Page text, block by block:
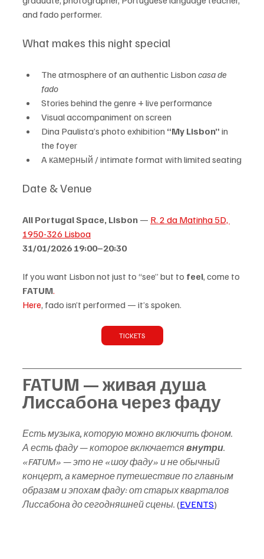
and fado performer.
What makes this night special
The atmosphere of an authentic Lisbon casa de
fado
Stories behind the genre + live performance
Visual accompaniment on screen
Dina Paulista’s photo exhibition “My Lisbon” in
the foyer
A камерный / intimate format with limited seating
Date & Venue
All Portugal Space, Lisbon — R. 2 da Matinha 5D,
1950-326 Lisboa
31/01/2026 19:00–20:30
If you want Lisbon not just to “see” but to feel, come to
FATUM.
Here, fado isn’t performed — it’s spoken.
TICKETS
FATUM — живая душа
Лиссабона через фаду
Есть музыка, которую можно включить фоном.
А есть фаду — которое включается внутри.
«FATUM» — это не «шоу фаду» и не обычный
концерт, а камерное путешествие по главным
образам и эпохам фаду: от старых кварталов
Лиссабона до сегодняшней сцены. (EVENTS)